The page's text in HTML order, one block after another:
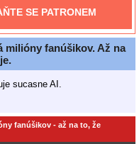
SE PATRONEM
milióny fanúšikov. Až na
sucasne AI.
fanúšikov - až na to, že